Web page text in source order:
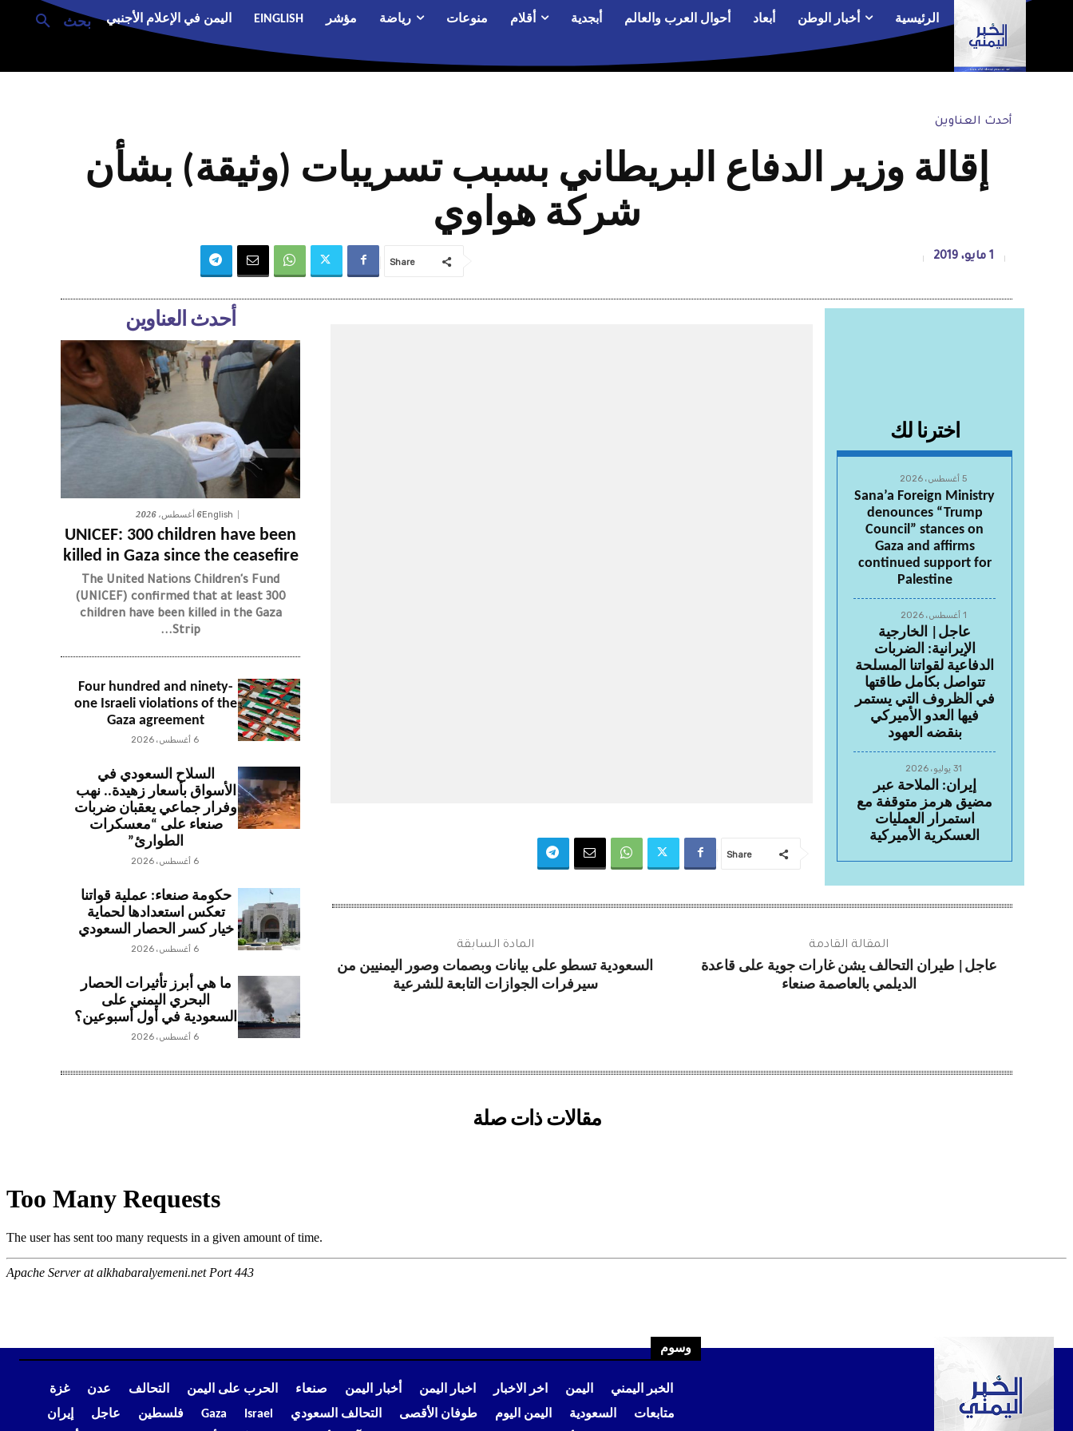
بحث الرئيسية أخبار الوطن أبعاد أحوال العرب والعالم أبجدية أقلام منوعات رياضة مؤشر EINGLISH اليمن في الإعلام الأجنبي
أحدث العناوين
إقالة وزير الدفاع البريطاني بسبب تسريبات (وثيقة) بشأن
شركة هواوي
1 مايو، 2019 Share
اخترنا لك
5 أغسطس، 2026
Sana’a Foreign Ministry
denounces “Trump
Council” stances on
Gaza and affirms
continued support for
Palestine
1 أغسطس، 2026
عاجل| الخارجية
الإيرانية: الضربات
الدفاعية لقواتنا المسلحة
تتواصل بكامل طاقتها
في الظروف التي يستمر
فيها العدو الأميركي
بنقضه العهود
31 يوليو، 2026
إيران: الملاحة عبر
مضيق هرمز متوقفة مع
استمرار العمليات
العسكرية الأميركية
Share
المادة السابقة
السعودية تسطو على بيانات وبصمات وصور اليمنيين من
سيرفرات الجوازات التابعة للشرعية
المقالة القادمة
عاجل| طيران التحالف يشن غارات جوية على قاعدة
الديلمي بالعاصمة صنعاء
أحدث العناوين
English6 أغسطس، 2026
UNICEF: 300 children have been
killed in Gaza since the ceasefire
The United Nations Children's Fund
(UNICEF) confirmed that at least 300
children have been killed in the Gaza
Strip...
Four hundred and ninety-
one Israeli violations of the
Gaza agreement
6 أغسطس، 2026
السلاح السعودي في
الأسواق بأسعار زهيدة.. نهب
وفرار جماعي يعقبان ضربات
صنعاء على “معسكرات
الطوارئ”
6 أغسطس، 2026
حكومة صنعاء: عملية قواتنا
تعكس استعدادها لحماية
خيار كسر الحصار السعودي
6 أغسطس، 2026
ما هي أبرز تأثيرات الحصار
البحري اليمني على
السعودية في أول أسبوعين؟
6 أغسطس، 2026
مقالات ذات صلة
وسوم
الخبر اليمني اليمن اخر الاخبار اخبار اليمن أخبار اليمن صنعاء الحرب على اليمن التحالف عدن
غزة
متابعات
السعودية اليمن اليوم طوفان الأقصى التحالف السعودي Israel
Gaza فلسطين عاجل إيران